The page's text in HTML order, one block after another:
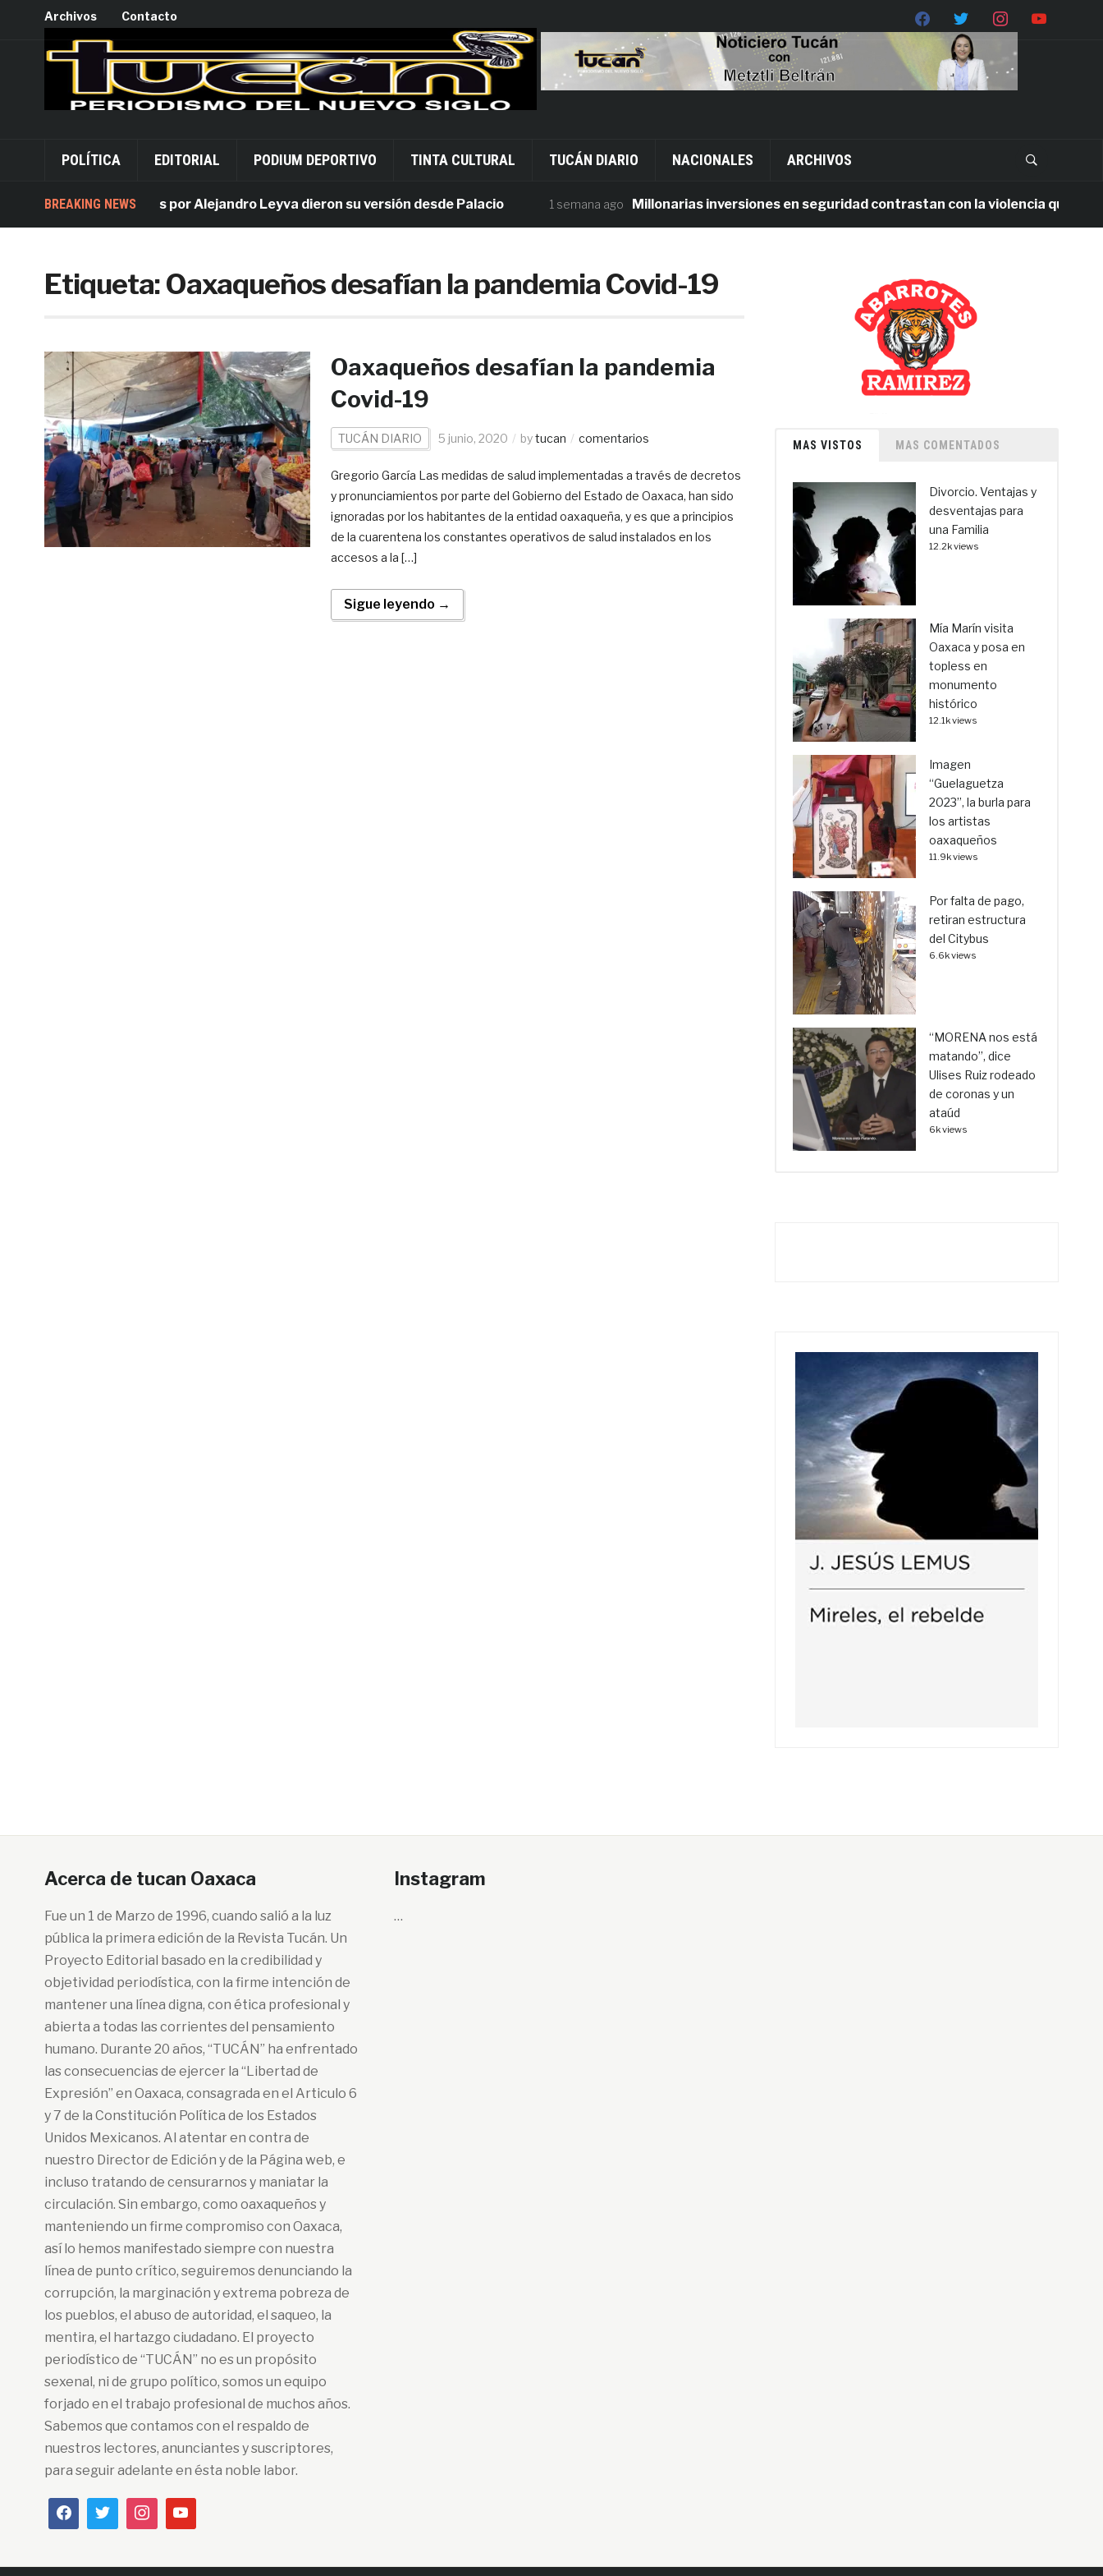
Archivos Contacto
POLÍTICA EDITORIAL PODIUM DEPORTIVO TINTA CULTURAL TUCÁN DIARIO NACIONALES ARCHIVOS
BREAKING NEWS
Acusados por Alejandro Leyva dieron su versión desde Palacio 1 semana ago Millonarias inversiones en seguridad contrastan con la violencia que persiste
Etiqueta:Oaxaqueños desafían la pandemia Covid-19
Oaxaqueños desafían la pandemia
Covid-19
TUCÁN DIARIO 5 junio, 2020 bytucan comentarios
Gregorio García Las medidas de salud implementadas a través de decretos
y pronunciamientos por parte del Gobierno del Estado de Oaxaca, han sido
ignoradas por los habitantes de la entidad oaxaqueña, y es que a principios
de la cuarentena los constantes operativos de salud instalados en los
accesos a la […]
Sigue leyendo →
MAS VISTOS MAS COMENTADOS
Divorcio. Ventajas y
desventajas para
una Familia
12.2k views
Mía Marín visita
Oaxaca y posa en
topless en
monumento
histórico
12.1k views
Imagen
“Guelaguetza
2023”, la burla para
los artistas
oaxaqueños
11.9k views
Por falta de pago,
retiran estructura
del Citybus
6.6k views
“MORENA nos está
matando”, dice
Ulises Ruiz rodeado
de coronas y un
ataúd
6k views
Acerca de tucan Oaxaca
Fue un 1 de Marzo de 1996, cuando salió a la luz
pública la primera edición de la Revista Tucán. Un
Proyecto Editorial basado en la credibilidad y
objetividad periodística, con la firme intención de
mantener una línea digna, con ética profesional y
abierta a todas las corrientes del pensamiento
humano. Durante 20 años, “TUCÁN” ha enfrentado
las consecuencias de ejercer la “Libertad de
Expresión” en Oaxaca, consagrada en el Articulo 6
y 7 de la Constitución Política de los Estados
Unidos Mexicanos. Al atentar en contra de
nuestro Director de Edición y de la Página web, e
incluso tratando de censurarnos y maniatar la
circulación. Sin embargo, como oaxaqueños y
manteniendo un firme compromiso con Oaxaca,
así lo hemos manifestado siempre con nuestra
línea de punto crítico, seguiremos denunciando la
corrupción, la marginación y extrema pobreza de
los pueblos, el abuso de autoridad, el saqueo, la
mentira, el hartazgo ciudadano. El proyecto
periodístico de “TUCÁN” no es un propósito
sexenal, ni de grupo político, somos un equipo
forjado en el trabajo profesional de muchos años.
Sabemos que contamos con el respaldo de
nuestros lectores, anunciantes y suscriptores,
para seguir adelante en ésta noble labor.
Instagram
…